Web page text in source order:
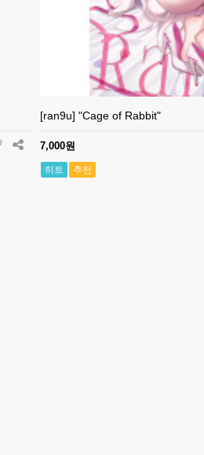
[ran9u] "Cage of Rabbit"
7,000원
히트 추천